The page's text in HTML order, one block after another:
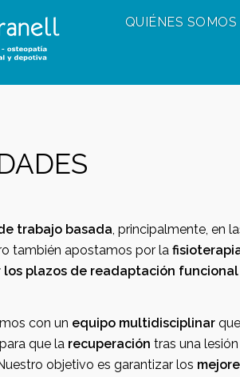
QUIÉNES SOMOS
de trabajo basada, principalmente, en
también apostamos por la
funcional y
contamos con un equipo multidisciplinar que
trabajará intensamente para que la recuperación tras una
Nuestro objetivo es garantizar los